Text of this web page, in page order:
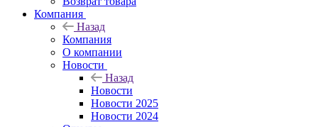
Компания
Назад
Компания
О компании
Новости
Назад
Новости
Новости 2025
Новости 2024